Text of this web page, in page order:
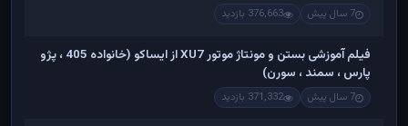
7 سال پیش 376,663 بازدید
فیلم آموزشی بستن و مونتاژ موتور XU7 از ایساکو (خانواده 405 ، پژو
پارس ، سمند ، سورن)
7 سال پیش 371,332 بازدید